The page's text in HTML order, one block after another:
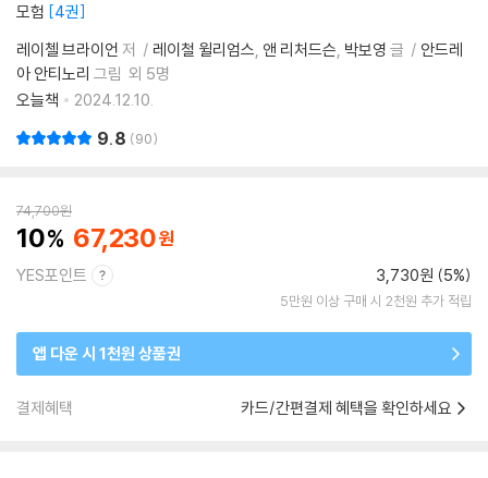
모험 4권
레이첼 브라이언 저 레이철 윌리엄스 앤 리처드슨 박보영 글
안드레
아 안티노리 그림 외 5명
오늘책
2024.12.10.
9.8 90
74,700원
10 67,230
YES포인트 3,730원 (5%)
5만원 이상 구매 시 2천원 추가 적립
앱 다운 시 1천원 상품권
결제혜택 카드/간편결제 혜택을 확인하세요